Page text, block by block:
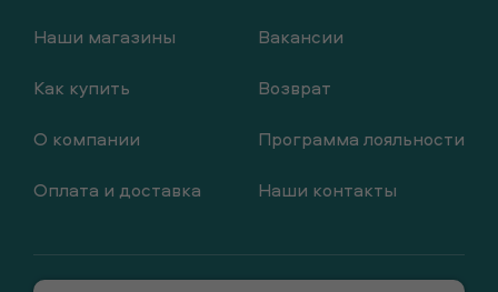
Наши магазины
Как купить
О компании
Оплата и доставка
Вакансии
Возврат
Программа лояльности
Наши контакты